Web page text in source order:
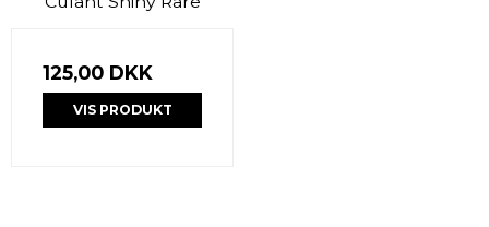
125,00 DKK
VIS PRODUKT